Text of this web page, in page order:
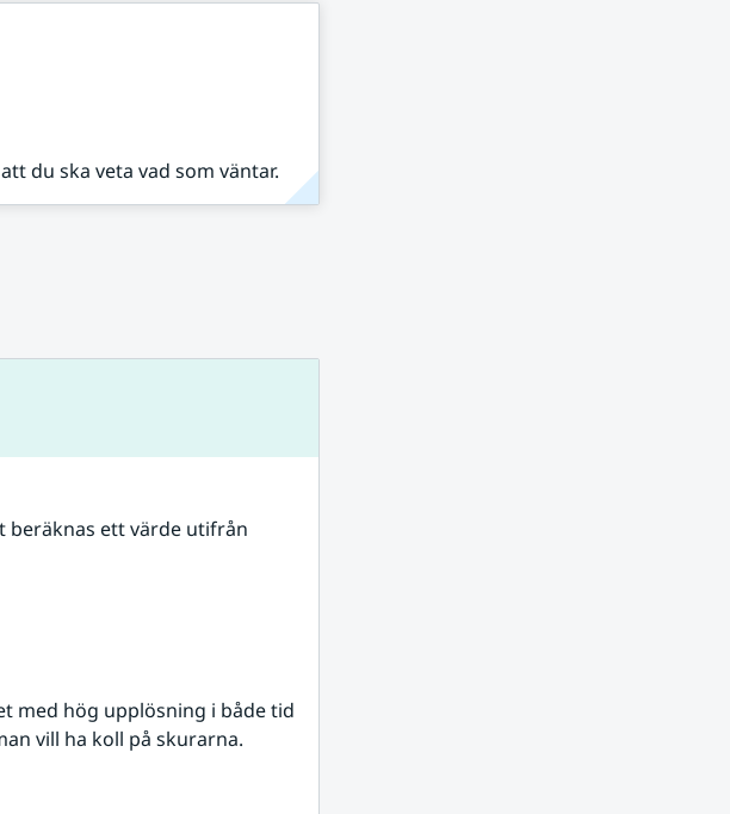
du ska veta vad som väntar.
beräknas ett värde utifrån
med hög upplösning i både tid
vill ha koll på skurarna.